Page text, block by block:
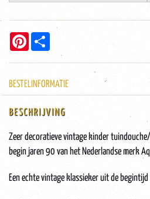
Pinterest
BESTELINFORMATIE
BESCHRIJVING
Zeer decoratieve vintage kinder
begin jaren 90 van het Nederlandse merk
Een echte vintage klassieker uit de